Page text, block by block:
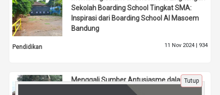
Sekolah Boarding School Tingkat SMA:
Inspirasi dari Boarding School Al Masoem
Bandung
Pendidikan 11 Nov 2024 | 934
Menggali Sumber Antusiasme dalam
Kehidupan Sehari-hari
Tutup